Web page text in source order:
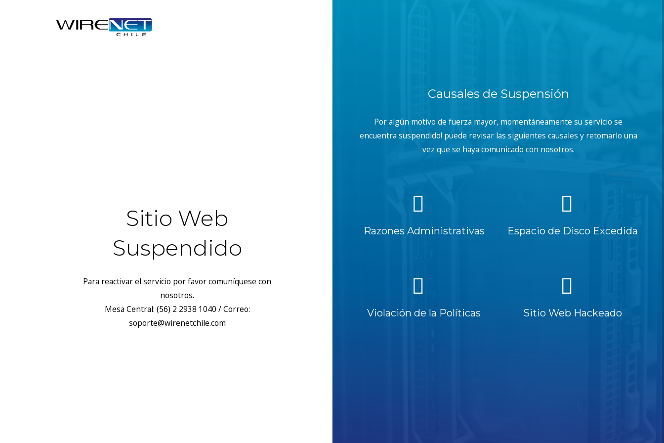
Sitio Web
Suspendido
Para reactivar el servicio por favor comuníquese con
nosotros.
Mesa Central: (56) 2 2938 1040 / Correo:
soporte@wirenetchile.com
Causales de Suspensión
Por algún motivo de fuerza mayor, momentáneamente su servicio se
encuentra suspendido! puede revisar las siguientes causales y retomarlo una
vez que se haya comunicado con nosotros.
Razones Administrativas Espacio de Disco Excedida
Violación de la Políticas Sitio Web Hackeado